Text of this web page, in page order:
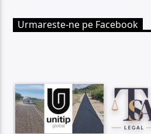
Urmareste-ne pe Facebook